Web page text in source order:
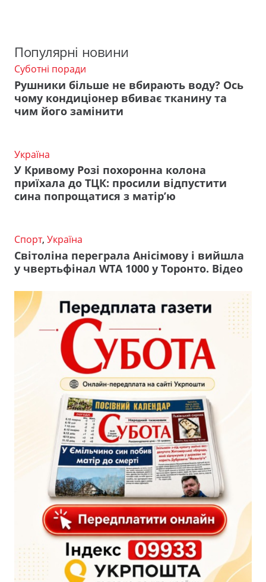
Популярні новини
Суботні поради
Рушники більше не вбирають воду? Ось
чому кондиціонер вбиває тканину та
чим його замінити
Україна
У Кривому Розі похоронна колона
приїхала до ТЦК: просили відпустити
сина попрощатися з матір’ю
Спорт, Україна
Світоліна переграла Анісімову і вийшла
у чвертьфінал WTA 1000 у Торонто. Відео